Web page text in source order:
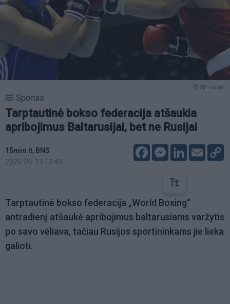
© AP nuotr.
Sportas
Tarptautinė bokso federacija atšaukia
apribojimus Baltarusijai, bet ne Rusijai
15min.lt, BNS
2026-05-13 13:49
FacebookMessenger
LinkedIn
Email
Tarptautinė bokso federacija „World Boxing“
antradienį atšaukė apribojimus baltarusiams varžytis
po savo vėliava, tačiau Rusijos sportininkams jie lieka
galioti.